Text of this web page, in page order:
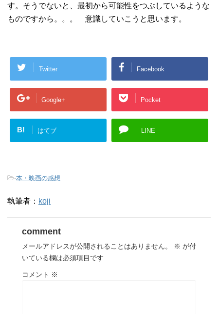
す。そうでないと、最初から可能性をつぶしているような
ものですから。。。 意識していこうと思います。
Twitter Facebook
Google+ Pocket
B! はてブ LINE
-本・映画の感想
執筆者： koji
comment
メールアドレスが公開されることはありません。 ※ が付
いている欄は必須項目です
コメント ※